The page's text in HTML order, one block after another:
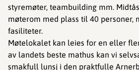
styremøter, teambuilding mm.
møterom med plass til 40 personer,
fasiliteter.
Møtelokalet kan leies for en eller
av landets beste mathus kan vi
smakfull lunsj i den praktfulle